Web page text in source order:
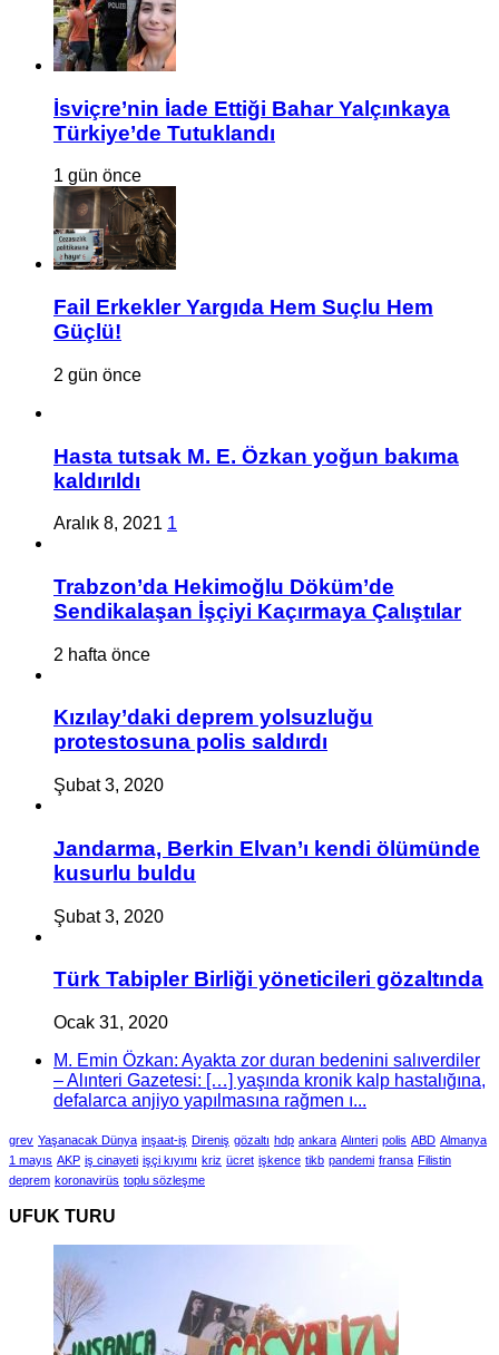
İsviçre’nin İade Ettiği Bahar Yalçınkaya
Türkiye’de Tutuklandı
1 gün önce
Fail Erkekler Yargıda Hem Suçlu Hem
Güçlü!
2 gün önce
Hasta tutsak M. E. Özkan yoğun bakıma
kaldırıldı
Aralık 8, 2021 1
Trabzon’da Hekimoğlu Döküm’de
Sendikalaşan İşçiyi Kaçırmaya Çalıştılar
2 hafta önce
Kızılay’daki deprem yolsuzluğu
protestosuna polis saldırdı
Şubat 3, 2020
Jandarma, Berkin Elvan’ı kendi ölümünde
kusurlu buldu
Şubat 3, 2020
Türk Tabipler Birliği yöneticileri gözaltında
Ocak 31, 2020
M. Emin Özkan: Ayakta zor duran bedenini salıverdiler
– Alınteri Gazetesi: […] yaşında kronik kalp hastalığına,
defalarca anjiyo yapılmasına rağmen ı...
grev Yaşanacak Dünya inşaat-iş Direniş gözaltı hdp ankara Alınteri polis ABD Almanya
1 mayıs AKP iş cinayeti işçi kıyımı kriz ücret işkence tikb pandemi fransa Filistin
deprem koronavirüs toplu sözleşme
UFUK TURU